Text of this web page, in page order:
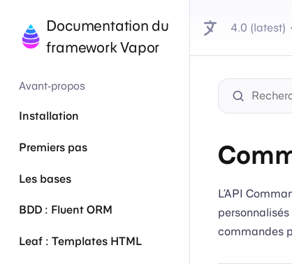
Documentation du
framework Vapor
Avant-propos
Installation
Premiers pas
Les bases
BDD : Fluent ORM
Leaf : Templates HTML
4.0 (latest)
L’API
commandes